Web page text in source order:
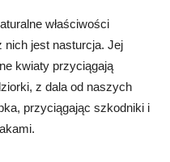
właściwości
jest nasturcja. Jej
kwiaty przyciągają
z dala od naszych
przyciągając szkodniki i